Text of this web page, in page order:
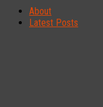
About
Latest Posts